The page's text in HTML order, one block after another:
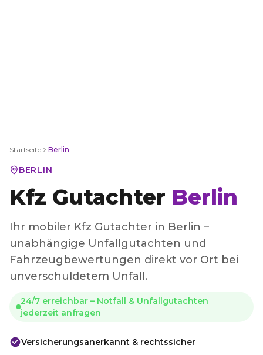
Startseite Berlin
BERLIN
Kfz Gutachter Berlin
Ihr mobiler Kfz Gutachter in Berlin –
unabhängige Unfallgutachten und
Fahrzeugbewertungen direkt vor Ort bei
unverschuldetem Unfall.
24/7 erreichbar – Notfall & Unfallgutachten
jederzeit anfragen
Versicherungsanerkannt & rechtssicher